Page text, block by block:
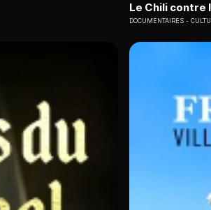
Le Chili contre
DOCUMENTAIRES